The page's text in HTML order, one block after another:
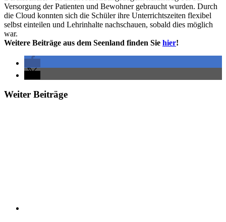
Versorgung der Patienten und Bewohner gebraucht wurden. Durch
die Cloud konnten sich die Schüler ihre Unterrichtszeiten flexibel
selbst einteilen und Lehrinhalte nachschauen, sobald dies möglich
war.
Weitere Beiträge aus dem Seenland finden Sie hier!
Weiter Beiträge